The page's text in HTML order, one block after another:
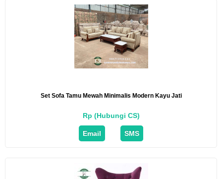
Set Sofa Tamu Mewah Minimalis Modern Kayu Jati
Rp (Hubungi CS)
Email SMS